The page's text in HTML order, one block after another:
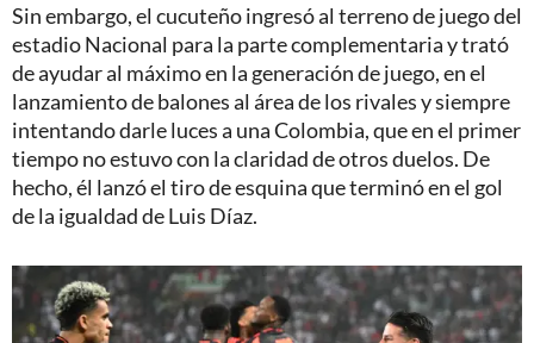
Sin embargo, el cucuteño ingresó al terreno de juego del
estadio Nacional para la parte complementaria y trató
de ayudar al máximo en la generación de juego, en el
lanzamiento de balones al área de los rivales y siempre
intentando darle luces a una Colombia, que en el primer
tiempo no estuvo con la claridad de otros duelos. De
hecho, él lanzó el tiro de esquina que terminó en el gol
de la igualdad de Luis Díaz.